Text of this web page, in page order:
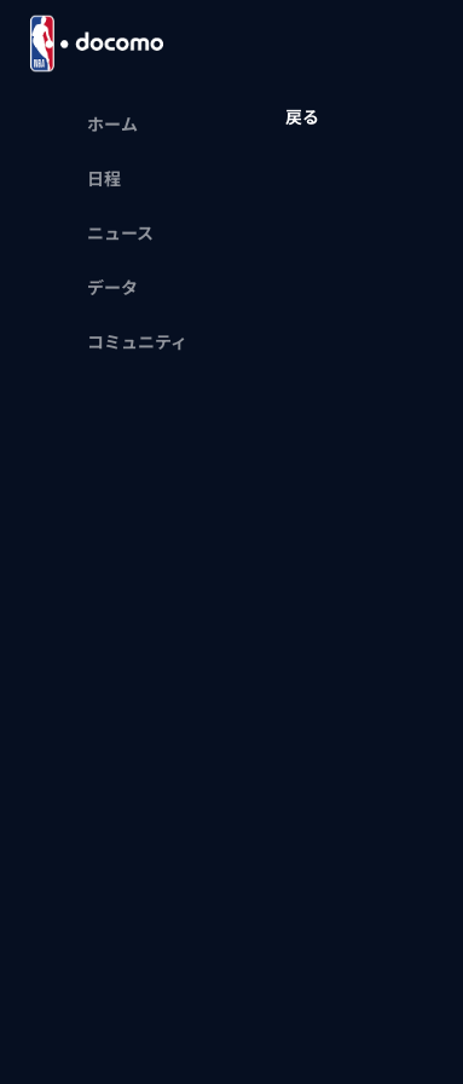
ホーム
日程
ニュース
データ
コミュニティ
戻る